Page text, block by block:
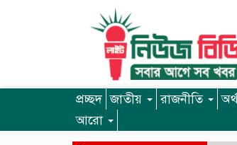
প্রচ্ছদ জাতীয় রাজনীতি
আরো